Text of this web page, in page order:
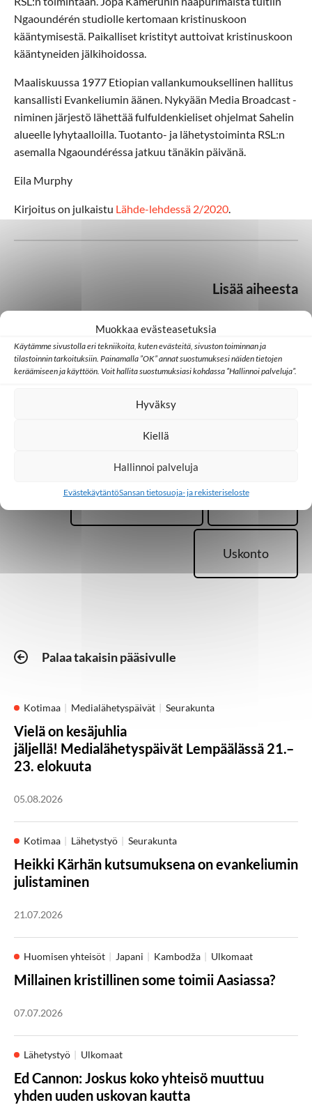
Muokkaa evästeasetuksia
Käytämme sivustolla eri tekniikoita, kuten evästeitä, sivuston toiminnan ja
tilastoinnin tarkoituksiin. Painamalla ”OK” annat suostumuksesi näiden tietojen
keräämiseen ja käyttöön. Voit hallita suostumuksiasi kohdassa ”Hallinnoi palveluja”.
Hyväksy
Kiellä
Hallinnoi palveluja
EvästekäytäntöSansan tietosuoja- ja rekisteriseloste
Ngaoundérén studiolle kertomaan kristinuskoon
kääntymisestä. Paikalliset kristityt auttoivat kristinuskoon
kääntyneiden jälkihoidossa.
Maaliskuussa 1977 Etiopian vallankumouksellinen hallitus
kansallisti Evankeliumin äänen. Nykyään Media Broadcast -
niminen järjestö lähettää fulfuldenkieliset ohjelmat Sahelin
alueelle lyhytaalloilla. Tuotanto- ja lähetystoiminta RSL:n
asemalla Ngaoundéréssa jatkuu tänäkin päivänä.
Eila Murphy
Kirjoitus on julkaistu Lähde-lehdessä 2/2020.
Lisää aiheesta
Afrikka Etiopia
Medialähetys Radio
Uskonto
Palaa takaisin pääsivulle
Kotimaa Medialähetyspäivät Seurakunta
Vielä on kesäjuhlia
jäljellä! Medialähetyspäivät Lempäälässä 21.–
23. elokuuta
05.08.2026
Kotimaa Lähetystyö Seurakunta
Heikki Kärhän kutsumuksena on evankeliumin
julistaminen
21.07.2026
Huomisen yhteisöt Japani Kambodža Ulkomaat
Millainen kristillinen some toimii Aasiassa?
07.07.2026
Lähetystyö Ulkomaat
Ed Cannon: Joskus koko yhteisö muuttuu
yhden uuden uskovan kautta